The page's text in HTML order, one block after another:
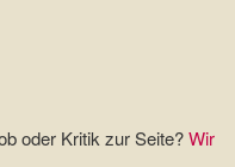
oder Kritik zur Seite?Wir